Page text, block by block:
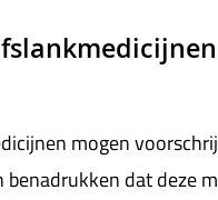
mogen
benadrukken dat deze